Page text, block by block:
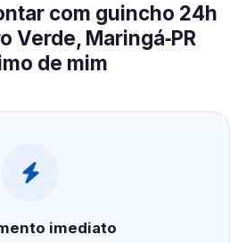
com guincho 24h
Verde, Maringá‑PR
de mim
imediato